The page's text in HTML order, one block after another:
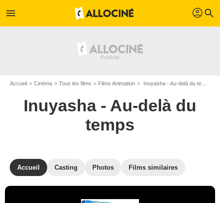
menu profil search
Accueil Cinéma Tous les films Films Animation Inuyasha - Au-delà du temps de Toshiya Shinohara
Inuyasha - Au-delà du
temps
Accueil Casting Photos Films similaires